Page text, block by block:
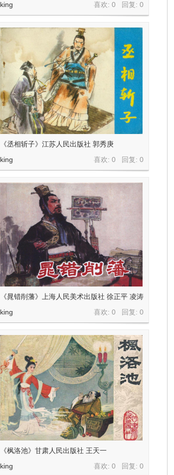
喜欢: 0 回复:0
king
《丞相斩子》江苏人民出版社 郭秀庚
喜欢: 0 回复:0
king
《晁错削藩》上海人民美术出版社 徐正平 凌涛
喜欢: 0 回复:0
king
《枫洛池》甘肃人民出版社 王天一
喜欢: 0 回复:0
king